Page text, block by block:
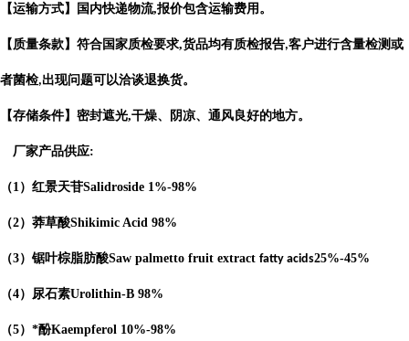
【运输方式】国内快递物流,报价包含运输费用。
【质量条款】符合国家质检要求,货品均有质检报告,客户进行含量检测或
者菌检,出现问题可以洽谈退换货。
【存储条件】密封遮光,干燥、阴凉、通风良好的地方。
厂家产品供应:
（1 ）红景天苷Salidroside 1%-98%
（2）莽草酸Shikimic Acid 98%
（3）锯叶棕脂肪酸Saw palmetto fruit extract fatty acids25%-45%
（4） 尿石素Urolithin-B 98%
（5）*酚Kaempferol 10%-98%